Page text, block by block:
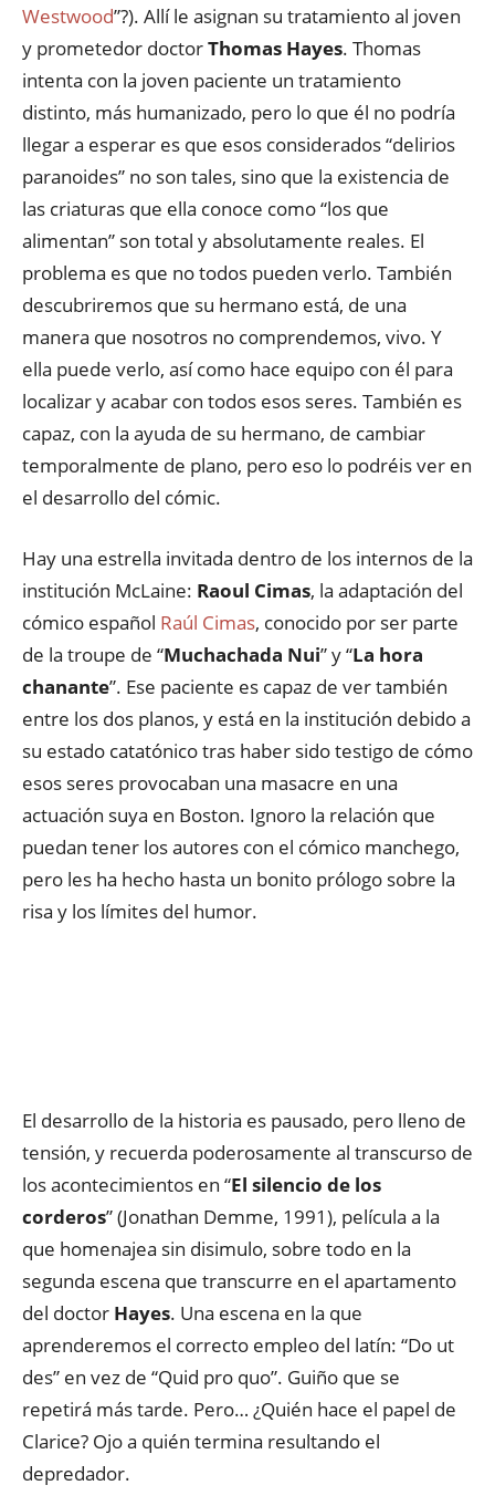
Westwood”?). Allí le asignan su tratamiento al joven
y prometedor doctorThomas Hayes. Thomas
intenta con la joven paciente un tratamiento
distinto, más humanizado, pero lo que él no podría
llegar a esperar es que esos considerados “delirios
paranoides” no son tales, sino que la existencia de
las criaturas que ella conoce como “los que
alimentan” son total y absolutamente reales. El
problema es que no todos pueden verlo. También
descubriremos que su hermano está, de una
manera que nosotros no comprendemos, vivo. Y
ella puede verlo, así como hace equipo con él para
localizar y acabar con todos esos seres. También es
capaz, con la ayuda de su hermano, de cambiar
temporalmente de plano, pero eso lo podréis ver en
el desarrollo del cómic.
Hay una estrella invitada dentro de los internos de la
institución McLaine: Raoul Cimas, la adaptación del
cómico español Raúl Cimas, conocido por ser parte
de la troupe de “Muchachada Nui” y “La hora
chanante”. Ese paciente es capaz de ver también
entre los dos planos, y está en la institución debido a
su estado catatónico tras haber sido testigo de cómo
esos seres provocaban una masacre en una
actuación suya en Boston. Ignoro la relación que
puedan tener los autores con el cómico manchego,
pero les ha hecho hasta un bonito prólogo sobre la
risa y los límites del humor.
El desarrollo de la historia es pausado, pero lleno de
tensión, y recuerda poderosamente al transcurso de
los acontecimientos en “El silencio de los
corderos” (Jonathan Demme, 1991), película a la
que homenajea sin disimulo, sobre todo en la
segunda escena que transcurre en el apartamento
del doctor Hayes. Una escena en la que
aprenderemos el correcto empleo del latín: “Do ut
des” en vez de “Quid pro quo”. Guiño que se
repetirá más tarde. Pero… ¿Quién hace el papel de
Clarice? Ojo a quién termina resultando el
depredador.